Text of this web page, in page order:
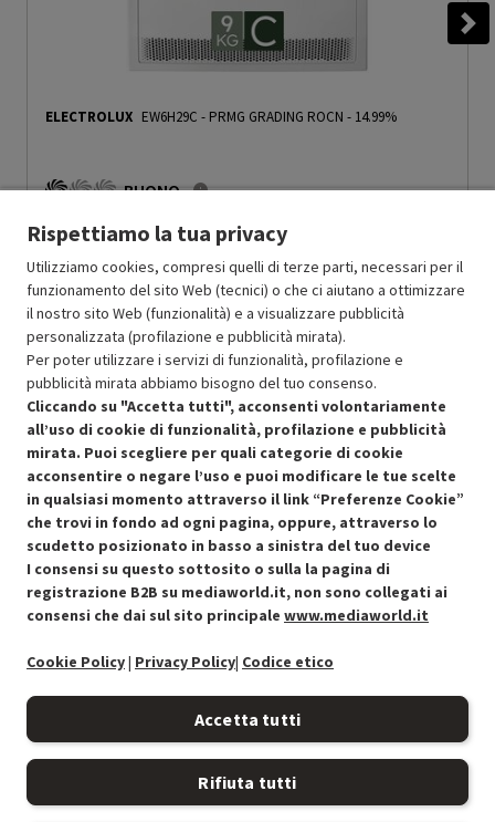
ELECTROLUX EW6H29C - PRMG GRADING ROCN - 14.99%
BUONO
O: Accessori principali presenti
C: Estetica prodotto buona
N: Prodotto funzionante
Prodotto Nuovo 581.49 -14.99%
Ricondizionato 494.27
Aggiungi al carrello
Condizioni generali di vendita Recedere dal contratto qui
Rispettiamo la tua privacy
Utilizziamo cookies, compresi quelli di terze parti, necessari per il
funzionamento del sito Web (tecnici) o che ci aiutano a ottimizzare
il nostro sito Web (funzionalità) e a visualizzare pubblicità
personalizzata (profilazione e pubblicità mirata).
Per poter utilizzare i servizi di funzionalità, profilazione e
pubblicità mirata abbiamo bisogno del tuo consenso.
Cliccando su "Accetta tutti", acconsenti volontariamente
all’uso di cookie di funzionalità, profilazione e pubblicità
mirata. Puoi scegliere per quali categorie di cookie
acconsentire o negare l’uso e puoi modificare le tue scelte
in qualsiasi momento attraverso il link “Preferenze Cookie”
che trovi in fondo ad ogni pagina, oppure, attraverso lo
scudetto posizionato in basso a sinistra del tuo device
I consensi su questo sottosito o sulla la pagina di
registrazione B2B su mediaworld.it, non sono collegati ai
consensi che dai sul sito principale www.mediaworld.it
Cookie Policy| Privacy Policy| Codice etico
Accetta tutti
Rifiuta tutti